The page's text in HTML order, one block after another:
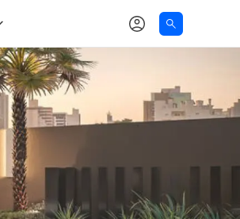
novo
de Compra